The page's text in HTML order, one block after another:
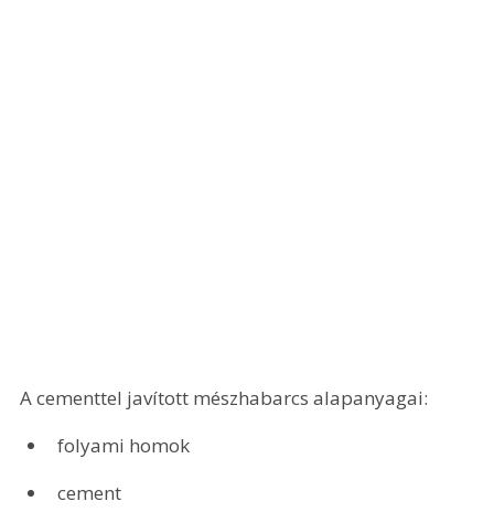
A cementtel javított mészhabarcs alapanyagai:
folyami homok
cement